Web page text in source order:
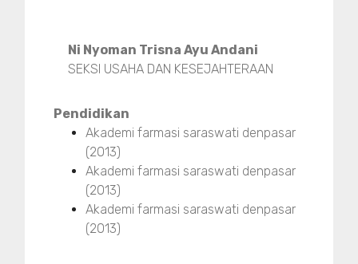
Ni Nyoman Trisna Ayu Andani
SEKSI USAHA DAN KESEJAHTERAAN
Pendidikan
Akademi farmasi saraswati denpasar
(2013)
Akademi farmasi saraswati denpasar
(2013)
Akademi farmasi saraswati denpasar
(2013)